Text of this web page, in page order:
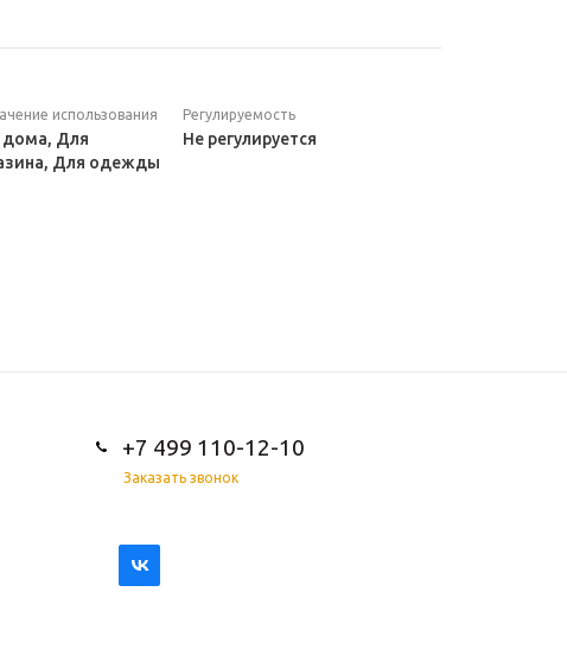
использования
дома, Для
Для одежды
Регулируемость
Не регулируется
+7 499 110-12-10
Заказать звонок